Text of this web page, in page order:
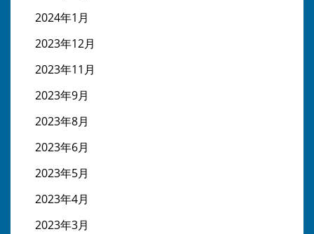
2024年1月
2023年12月
2023年11月
2023年9月
2023年8月
2023年6月
2023年5月
2023年4月
2023年3月